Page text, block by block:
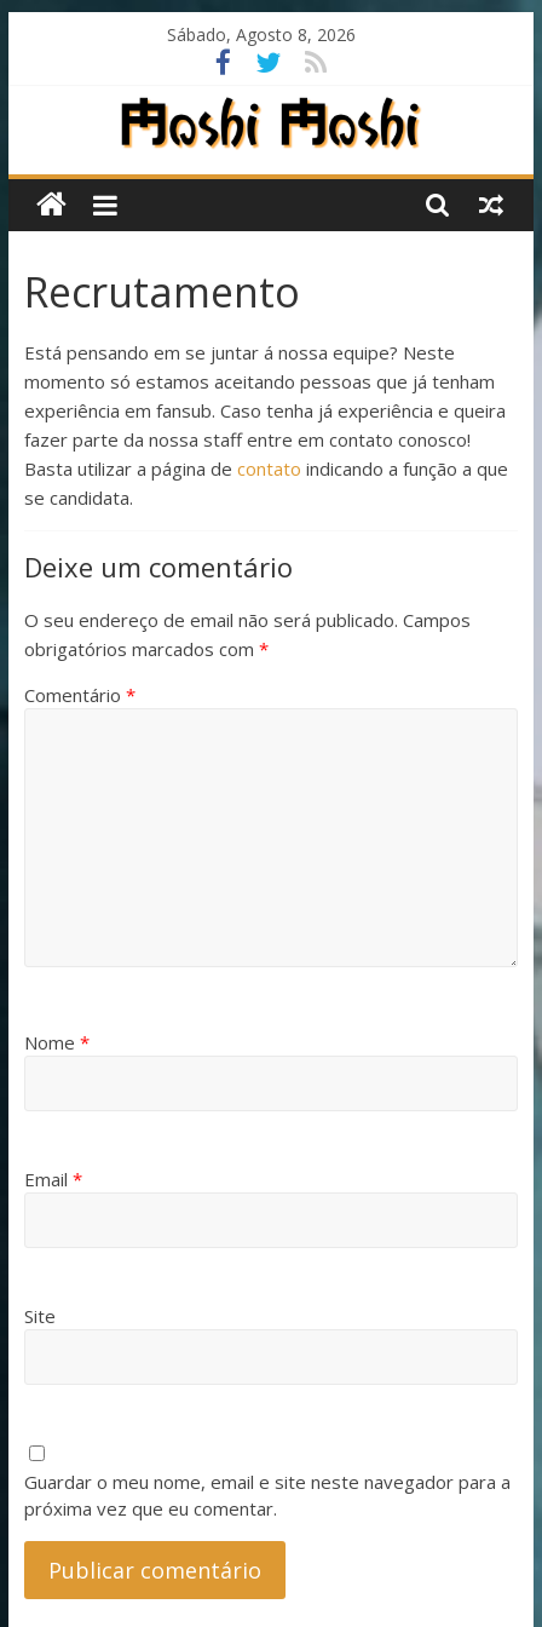
Sábado, Agosto 8, 2026
Moshi
Moshi
Subs
O
fansub
diferente
de
todos
os
Recrutamento
Está pensando em se juntar á nossa equipe? Neste
momento só estamos aceitando pessoas que já tenham
experiência em fansub. Caso tenha já experiência e queira
fazer parte da nossa staff entre em contato conosco!
Basta utilizar a página de contato indicando a função a que
se candidata.
Deixe um comentário
O seu endereço de email não será publicado. Campos
obrigatórios marcados com *
Comentário *
Nome *
Email *
Site
Guardar o meu nome, email e site neste navegador para a
próxima vez que eu comentar.